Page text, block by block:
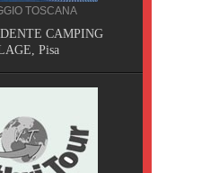
TOSCANA
CAMPING
Pisa